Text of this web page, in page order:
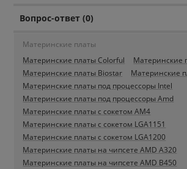
Вопрос-ответ (0)
Материнские платы
Материнские платы Colorful
Материнские
Материнские платы Biostar
Материнские
Материнские платы под процессоры Intel
Материнские платы под процессоры Amd
Материнские платы c сокетом AM4
Материнские платы c сокетом LGA1151
Материнские платы c сокетом LGA1200
Материнские платы на чипсете AMD A320
Материнские платы на чипсете AMD B450